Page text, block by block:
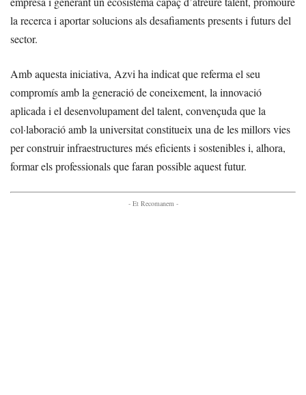
la recerca i aportar solucions als desafiaments presents i futurs del
sector.
Amb aquesta iniciativa, Azvi ha indicat que referma el seu
compromís amb la generació de coneixement, la innovació
aplicada i el desenvolupament del talent, convençuda que la
col·laboració amb la universitat constitueix una de les millors vies
per construir infraestructures més eficients i sostenibles i, alhora,
formar els professionals que faran possible aquest futur.
- Et Recomanem -